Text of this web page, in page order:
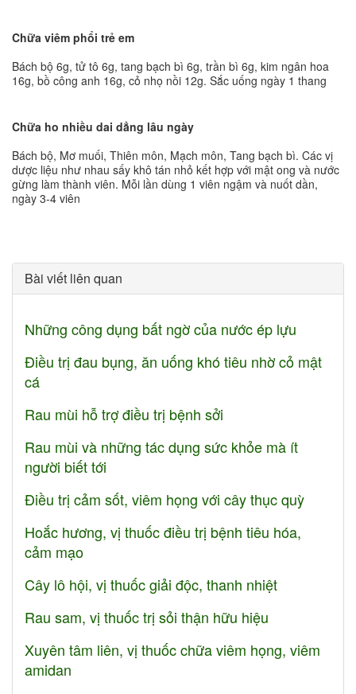
Chữa viêm phổi trẻ em
Bách bộ 6g, tử tô 6g, tang bạch bì 6g, trần bì 6g, kim ngân hoa
16g, bồ công anh 16g, cỏ nhọ nồi 12g. Sắc uống ngày 1 thang
Chữa ho nhiều dai dẳng lâu ngày
Bách bộ, Mơ muối, Thiên môn, Mạch môn, Tang bạch bì. Các vị
dược liệu như nhau sấy khô tán nhỏ kết hợp với mật ong và nước
gừng làm thành viên. Mỗi lần dùng 1 viên ngậm và nuốt dần,
ngày 3-4 viên
Bài viết liên quan
Những công dụng bất ngờ của nước ép lựu
Điều trị đau bụng, ăn uống khó tiêu nhờ cỏ mật
cá
Rau mùi hỗ trợ điều trị bệnh sởi
Rau mùi và những tác dụng sức khỏe mà ít
người biết tới
Điều trị cảm sốt, viêm họng với cây thục quỳ
Hoắc hương, vị thuốc điều trị bệnh tiêu hóa,
cảm mạo
Cây lô hội, vị thuốc giải độc, thanh nhiệt
Rau sam, vị thuốc trị sỏi thận hữu hiệu
Xuyên tâm liên, vị thuốc chữa viêm họng, viêm
amidan